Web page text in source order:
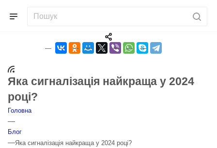
Яка сигналізація найкраща у 2024
році?
Головна
—
Блог
—Яка сигналізація найкраща у 2024 році?